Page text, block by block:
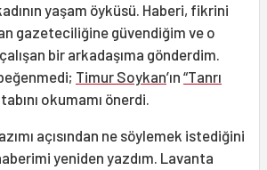
yaşam öyküsü. Haberi, fikrini
gazeteciliğine güvendiğim ve o
bir arkadaşıma gönderdim.
Timur Soykan’ın “Tanrı
okumamı önerdi.
açısından ne söylemek istediğini
yeniden yazdım. Lavanta